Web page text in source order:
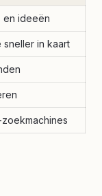
en ideeën
in kaart